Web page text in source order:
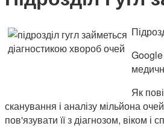
Як
сканування і аналізу мільйона
пов'язувати її з діагнозом, віком